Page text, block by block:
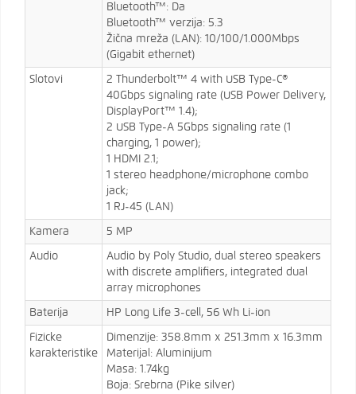
Bluetooth™: Da
Bluetooth™ verzija: 5.3
Žična mreža (LAN): 10/100/1.000Mbps
(Gigabit ethernet)
Slotovi
2 Thunderbolt™ 4 with USB Type-C®
40Gbps signaling rate (USB Power Delivery,
DisplayPort™ 1.4);
2 USB Type-A 5Gbps signaling rate (1
charging, 1 power);
1 HDMI 2.1;
1 stereo headphone/microphone combo
jack;
1 RJ-45 (LAN)
Kamera 5 MP
Audio
Audio by Poly Studio, dual stereo speakers
with discrete amplifiers, integrated dual
array microphones
Baterija HP Long Life 3-cell, 56 Wh Li-ion
Fizicke
karakteristike
Dimenzije: 358.8mm x 251.3mm x 16.3mm
Materijal: Aluminijum
Masa: 1.74kg
Boja: Srebrna (Pike silver)